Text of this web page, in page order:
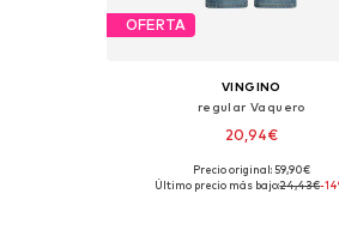
OFERTA
VINGINO
regular Vaquero
20,94€
Tallas disponibles: 128
Precio original: 59,90€
Último precio más bajo:24,43€-